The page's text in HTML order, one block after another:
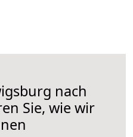
nach
Sie, wie wir